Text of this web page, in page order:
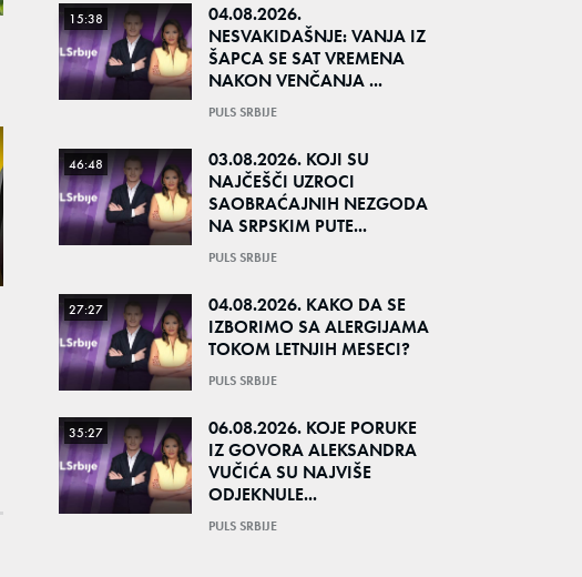
15:38
04.08.2026.
NESVAKIDAŠNJE: VANJA IZ
ŠAPCA SE SAT VREMENA
NAKON VENČANJA ...
PULS SRBIJE
46:48
03.08.2026. KOJI SU
NAJČEŠČI UZROCI
SAOBRAĆAJNIH NEZGODA
NA SRPSKIM PUTE...
PULS SRBIJE
27:27
04.08.2026. KAKO DA SE
IZBORIMO SA ALERGIJAMA
TOKOM LETNJIH MESECI?
PULS SRBIJE
35:27
06.08.2026. KOJE PORUKE
IZ GOVORA ALEKSANDRA
VUČIĆA SU NAJVIŠE
ODJEKNULE...
PULS SRBIJE